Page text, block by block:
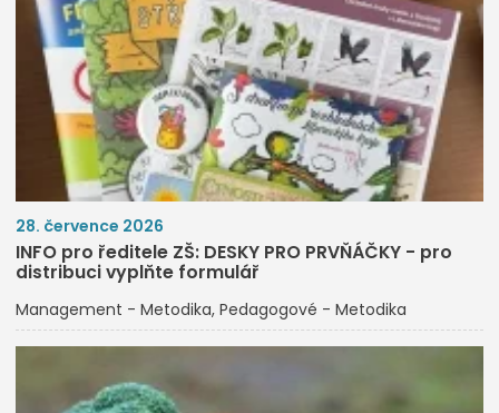
28. července 2026
INFO pro ředitele ZŠ: DESKY PRO PRVŇÁČKY - pro
distribuci vyplňte formulář
Management - Metodika Pedagogové - Metodika